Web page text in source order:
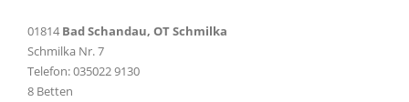
01814 Bad Schandau, OT Schmilka
Schmilka Nr. 7
Telefon: 035022 9130
8 Betten